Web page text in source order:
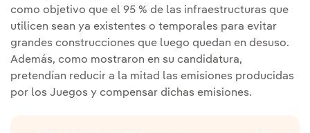
como objetivo que el 95 % de las infraestructuras que
utilicen sean ya existentes o temporales para evitar
grandes construcciones que luego quedan en desuso.
Además, como mostraron en su candidatura,
pretendían reducir a la mitad las emisiones producidas
por los Juegos y compensar dichas emisiones.